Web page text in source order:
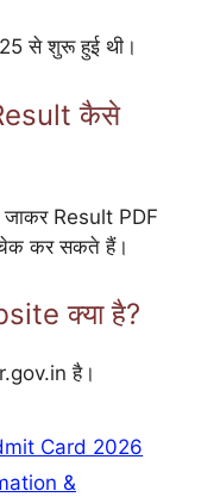
से शुरू हुई थी।
कैसे
जाकर Result PDF
कर सकते हैं।
क्या है?
है।
Card 2026
&